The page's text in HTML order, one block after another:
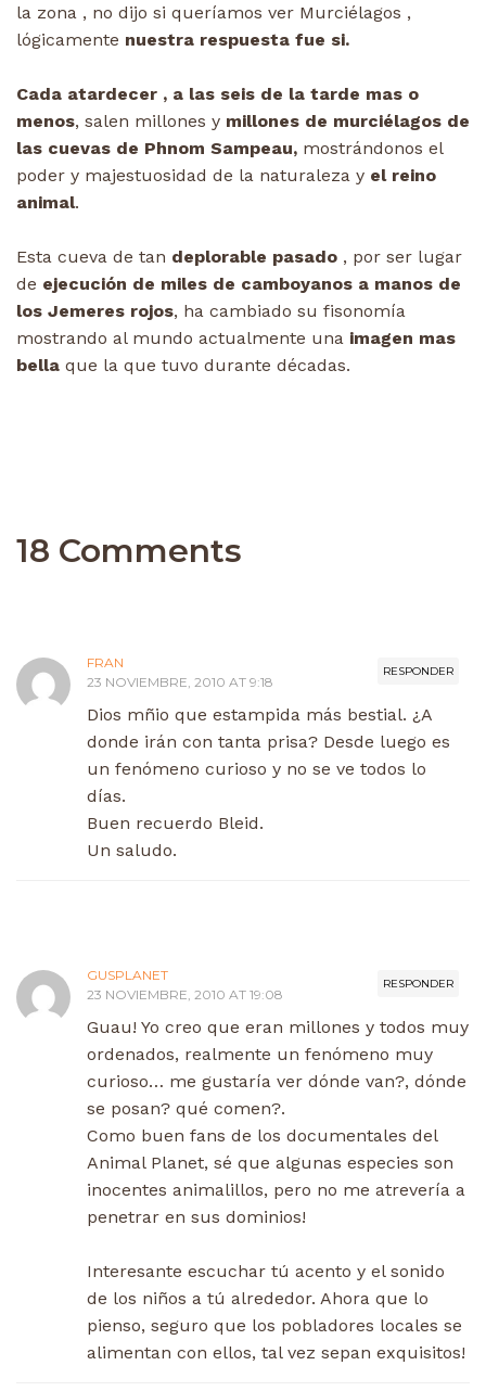
la zona , no dijo si queríamos ver Murciélagos ,
lógicamente nuestra respuesta fue si.
Cada atardecer , a las seis de la tarde mas o
menos, salen millones y millones de murciélagos de
las cuevas de Phnom Sampeau, mostrándonos el
poder y majestuosidad de la naturaleza y el reino
animal.
Esta cueva de tan deplorable pasado , por ser lugar
de ejecución de miles de camboyanos a manos de
los Jemeres rojos, ha cambiado su fisonomía
mostrando al mundo actualmente una imagen mas
bella que la que tuvo durante décadas.
18 Comments
RESPONDER
FRAN
23 NOVIEMBRE, 2010 AT 9:18
Dios mñio que estampida más bestial. ¿A
donde irán con tanta prisa? Desde luego es
un fenómeno curioso y no se ve todos lo
días.
Buen recuerdo Bleid.
Un saludo.
RESPONDER
GUSPLANET
23 NOVIEMBRE, 2010 AT 19:08
Guau! Yo creo que eran millones y todos muy
ordenados, realmente un fenómeno muy
curioso… me gustaría ver dónde van?, dónde
se posan? qué comen?.
Como buen fans de los documentales del
Animal Planet, sé que algunas especies son
inocentes animalillos, pero no me atrevería a
penetrar en sus dominios!
Interesante escuchar tú acento y el sonido
de los niños a tú alrededor. Ahora que lo
pienso, seguro que los pobladores locales se
alimentan con ellos, tal vez sepan exquisitos!